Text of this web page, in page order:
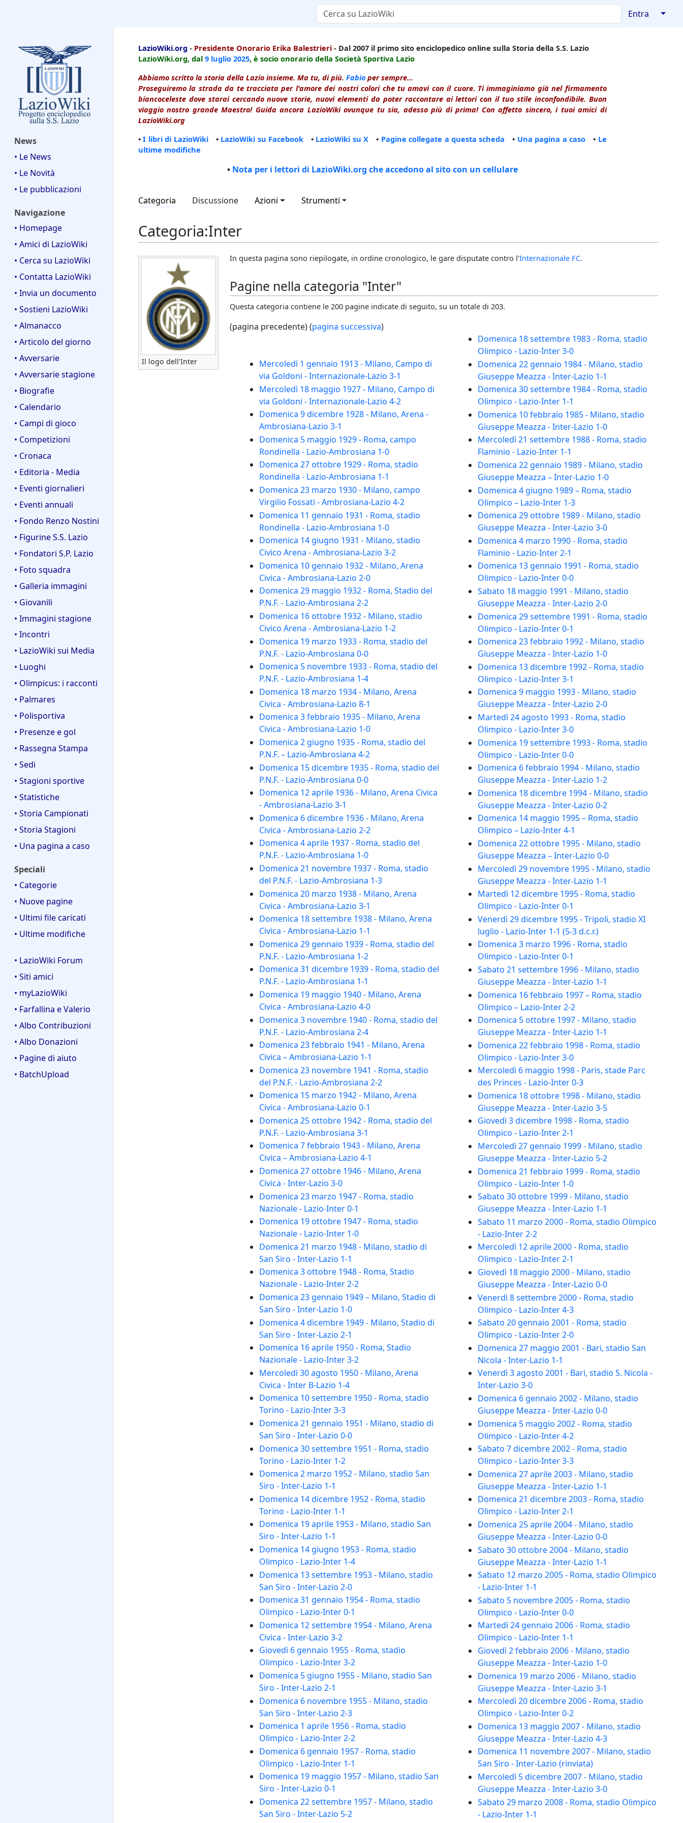
Entra ↓
News
• Le News
• Le Novità
• Le pubblicazioni
Navigazione
• Homepage
• Amici di LazioWiki
• Cerca su LazioWiki
• Contatta LazioWiki
• Invia un documento
• Sostieni LazioWiki
• Almanacco
• Articolo del giorno
• Avversarie
• Avversarie stagione
• Biografie
• Calendario
• Campi di gioco
• Competizioni
• Cronaca
• Editoria - Media
• Eventi giornalieri
• Eventi annuali
• Fondo Renzo Nostini
• Figurine S.S. Lazio
• Fondatori S.P. Lazio
• Foto squadra
• Galleria immagini
• Giovanili
• Immagini stagione
• Incontri
• LazioWiki sui Media
• Luoghi
• Olimpicus: i racconti
• Palmares
• Polisportiva
• Presenze e gol
• Rassegna Stampa
• Sedi
• Stagioni sportive
• Statistiche
• Storia Campionati
• Storia Stagioni
• Una pagina a caso
Speciali
• Categorie
• Nuove pagine
• Ultimi file caricati
• Ultime modifiche
• LazioWiki Forum
• Siti amici
• myLazioWiki
• Farfallina e Valerio
• Albo Contribuzioni
• Albo Donazioni
• Pagine di aiuto
• BatchUpload
LazioWiki.org - Presidente Onorario Erika Balestrieri - Dal 2007 il primo sito enciclopedico online sulla Storia della S.S. Lazio
LazioWiki.org, dal 9 luglio 2025, è socio onorario della Società Sportiva Lazio
Abbiamo scritto la storia della Lazio insieme. Ma tu, di più. Fabio per sempre...
Proseguiremo la strada da te tracciata per l'amore dei nostri colori che tu amavi con il cuore. Ti immaginiamo già nel firmamento
biancoceleste dove starai cercando nuove storie, nuovi elementi da poter raccontare ai lettori con il tuo stile inconfondibile. Buon
viaggio nostro grande Maestro! Guida ancora LazioWiki ovunque tu sia, adesso più di prima! Con affetto sincero, i tuoi amici di
LazioWiki.org
•I libri di LazioWiki• LazioWiki su Facebook • LazioWiki su X • Pagine collegate a questa scheda • Una pagina a caso • Le
ultime modifiche
• Nota per i lettori di LazioWiki.org che accedono al sito con un cellulare
Categoria Discussione Azioni Strumenti
Categoria:Inter
Il logo dell'Inter
In questa pagina sono riepilogate, in ordine cronologico, le gare disputate contro l'Internazionale FC.
Pagine nella categoria "Inter"
Questa categoria contiene le 200 pagine indicate di seguito, su un totale di 203.
(pagina precedente) (pagina successiva)
Mercoledì 1 gennaio 1913 - Milano, Campo di
via Goldoni - Internazionale-Lazio 3-1
Mercoledì 18 maggio 1927 - Milano, Campo di
via Goldoni - Internazionale-Lazio 4-2
Domenica 9 dicembre 1928 - Milano, Arena -
Ambrosiana-Lazio 3-1
Domenica 5 maggio 1929 - Roma, campo
Rondinella - Lazio-Ambrosiana 1-0
Domenica 27 ottobre 1929 - Roma, stadio
Rondinella - Lazio-Ambrosiana 1-1
Domenica 23 marzo 1930 - Milano, campo
Virgilio Fossati - Ambrosiana-Lazio 4-2
Domenica 11 gennaio 1931 - Roma, stadio
Rondinella - Lazio-Ambrosiana 1-0
Domenica 14 giugno 1931 - Milano, stadio
Civico Arena - Ambrosiana-Lazio 3-2
Domenica 10 gennaio 1932 - Milano, Arena
Civica - Ambrosiana-Lazio 2-0
Domenica 29 maggio 1932 - Roma, Stadio del
P.N.F. - Lazio-Ambrosiana 2-2
Domenica 16 ottobre 1932 - Milano, stadio
Civico Arena - Ambrosiana-Lazio 1-2
Domenica 19 marzo 1933 - Roma, stadio del
P.N.F. - Lazio-Ambrosiana 0-0
Domenica 5 novembre 1933 - Roma, stadio del
P.N.F. - Lazio-Ambrosiana 1-4
Domenica 18 marzo 1934 - Milano, Arena
Civica - Ambrosiana-Lazio 8-1
Domenica 3 febbraio 1935 - Milano, Arena
Civica - Ambrosiana-Lazio 1-0
Domenica 2 giugno 1935 - Roma, stadio del
P.N.F. – Lazio-Ambrosiana 4-2
Domenica 15 dicembre 1935 - Roma, stadio del
P.N.F. - Lazio-Ambrosiana 0-0
Domenica 12 aprile 1936 - Milano, Arena Civica
- Ambrosiana-Lazio 3-1
Domenica 6 dicembre 1936 - Milano, Arena
Civica - Ambrosiana-Lazio 2-2
Domenica 4 aprile 1937 - Roma, stadio del
P.N.F. - Lazio-Ambrosiana 1-0
Domenica 21 novembre 1937 - Roma, stadio
del P.N.F. - Lazio-Ambrosiana 1-3
Domenica 20 marzo 1938 - Milano, Arena
Civica - Ambrosiana-Lazio 3-1
Domenica 18 settembre 1938 - Milano, Arena
Civica - Ambrosiana-Lazio 1-1
Domenica 29 gennaio 1939 - Roma, stadio del
P.N.F. - Lazio-Ambrosiana 1-2
Domenica 31 dicembre 1939 - Roma, stadio del
P.N.F. - Lazio-Ambrosiana 1-1
Domenica 19 maggio 1940 - Milano, Arena
Civica - Ambrosiana-Lazio 4-0
Domenica 3 novembre 1940 - Roma, stadio del
P.N.F. - Lazio-Ambrosiana 2-4
Domenica 23 febbraio 1941 - Milano, Arena
Civica – Ambrosiana-Lazio 1-1
Domenica 23 novembre 1941 - Roma, stadio
del P.N.F. - Lazio-Ambrosiana 2-2
Domenica 15 marzo 1942 - Milano, Arena
Civica - Ambrosiana-Lazio 0-1
Domenica 25 ottobre 1942 - Roma, stadio del
P.N.F. - Lazio-Ambrosiana 3-1
Domenica 7 febbraio 1943 - Milano, Arena
Civica – Ambrosiana-Lazio 4-1
Domenica 27 ottobre 1946 - Milano, Arena
Civica - Inter-Lazio 3-0
Domenica 23 marzo 1947 - Roma, stadio
Nazionale - Lazio-Inter 0-1
Domenica 19 ottobre 1947 - Roma, stadio
Nazionale - Lazio-Inter 1-0
Domenica 21 marzo 1948 - Milano, stadio di
San Siro - Inter-Lazio 1-1
Domenica 3 ottobre 1948 - Roma, Stadio
Nazionale - Lazio-Inter 2-2
Domenica 23 gennaio 1949 – Milano, Stadio di
San Siro - Inter-Lazio 1-0
Domenica 4 dicembre 1949 - Milano, Stadio di
San Siro - Inter-Lazio 2-1
Domenica 16 aprile 1950 - Roma, Stadio
Nazionale - Lazio-Inter 3-2
Mercoledì 30 agosto 1950 - Milano, Arena
Civica - Inter B-Lazio 1-4
Domenica 10 settembre 1950 - Roma, stadio
Torino - Lazio-Inter 3-3
Domenica 21 gennaio 1951 - Milano, stadio di
San Siro - Inter-Lazio 0-0
Domenica 30 settembre 1951 - Roma, stadio
Torino - Lazio-Inter 1-2
Domenica 2 marzo 1952 - Milano, stadio San
Siro - Inter-Lazio 1-1
Domenica 14 dicembre 1952 - Roma, stadio
Torino - Lazio-Inter 1-1
Domenica 19 aprile 1953 - Milano, stadio San
Siro - Inter-Lazio 1-1
Domenica 14 giugno 1953 - Roma, stadio
Olimpico - Lazio-Inter 1-4
Domenica 13 settembre 1953 - Milano, stadio
San Siro - Inter-Lazio 2-0
Domenica 31 gennaio 1954 - Roma, stadio
Olimpico - Lazio-Inter 0-1
Domenica 12 settembre 1954 - Milano, Arena
Civica - Inter-Lazio 3-2
Giovedì 6 gennaio 1955 - Roma, stadio
Olimpico - Lazio-Inter 3-2
Domenica 5 giugno 1955 - Milano, stadio San
Siro - Inter-Lazio 2-1
Domenica 6 novembre 1955 - Milano, stadio
San Siro - Inter-Lazio 2-3
Domenica 1 aprile 1956 - Roma, stadio
Olimpico - Lazio-Inter 2-2
Domenica 6 gennaio 1957 - Roma, stadio
Olimpico - Lazio-Inter 1-1
Domenica 19 maggio 1957 - Milano, stadio San
Siro - Inter-Lazio 0-1
Domenica 22 settembre 1957 - Milano, stadio
San Siro - Inter-Lazio 5-2
Domenica 18 settembre 1983 - Roma, stadio
Olimpico - Lazio-Inter 3-0
Domenica 22 gennaio 1984 - Milano, stadio
Giuseppe Meazza - Inter-Lazio 1-1
Domenica 30 settembre 1984 - Roma, stadio
Olimpico - Lazio-Inter 1-1
Domenica 10 febbraio 1985 - Milano, stadio
Giuseppe Meazza - Inter-Lazio 1-0
Mercoledì 21 settembre 1988 - Roma, stadio
Flaminio - Lazio-Inter 1-1
Domenica 22 gennaio 1989 - Milano, stadio
Giuseppe Meazza – Inter-Lazio 1-0
Domenica 4 giugno 1989 – Roma, stadio
Olimpico – Lazio-Inter 1-3
Domenica 29 ottobre 1989 - Milano, stadio
Giuseppe Meazza - Inter-Lazio 3-0
Domenica 4 marzo 1990 - Roma, stadio
Flaminio - Lazio-Inter 2-1
Domenica 13 gennaio 1991 - Roma, stadio
Olimpico - Lazio-Inter 0-0
Sabato 18 maggio 1991 - Milano, stadio
Giuseppe Meazza - Inter-Lazio 2-0
Domenica 29 settembre 1991 - Roma, stadio
Olimpico - Lazio-Inter 0-1
Domenica 23 febbraio 1992 - Milano, stadio
Giuseppe Meazza - Inter-Lazio 1-0
Domenica 13 dicembre 1992 - Roma, stadio
Olimpico - Lazio-Inter 3-1
Domenica 9 maggio 1993 - Milano, stadio
Giuseppe Meazza - Inter-Lazio 2-0
Martedì 24 agosto 1993 - Roma, stadio
Olimpico - Lazio-Inter 3-0
Domenica 19 settembre 1993 - Roma, stadio
Olimpico - Lazio-Inter 0-0
Domenica 6 febbraio 1994 - Milano, stadio
Giuseppe Meazza - Inter-Lazio 1-2
Domenica 18 dicembre 1994 - Milano, stadio
Giuseppe Meazza - Inter-Lazio 0-2
Domenica 14 maggio 1995 – Roma, stadio
Olimpico – Lazio-Inter 4-1
Domenica 22 ottobre 1995 - Milano, stadio
Giuseppe Meazza – Inter-Lazio 0-0
Mercoledì 29 novembre 1995 - Milano, stadio
Giuseppe Meazza - Inter-Lazio 1-1
Martedì 12 dicembre 1995 - Roma, stadio
Olimpico - Lazio-Inter 0-1
Venerdì 29 dicembre 1995 - Tripoli, stadio XI
luglio - Lazio-Inter 1-1 (5-3 d.c.r.)
Domenica 3 marzo 1996 - Roma, stadio
Olimpico - Lazio-Inter 0-1
Sabato 21 settembre 1996 - Milano, stadio
Giuseppe Meazza - Inter-Lazio 1-1
Domenica 16 febbraio 1997 – Roma, stadio
Olimpico – Lazio-Inter 2-2
Domenica 5 ottobre 1997 - Milano, stadio
Giuseppe Meazza - Inter-Lazio 1-1
Domenica 22 febbraio 1998 - Roma, stadio
Olimpico - Lazio-Inter 3-0
Mercoledì 6 maggio 1998 - Paris, stade Parc
des Princes - Lazio-Inter 0-3
Domenica 18 ottobre 1998 - Milano, stadio
Giuseppe Meazza - Inter-Lazio 3-5
Giovedì 3 dicembre 1998 - Roma, stadio
Olimpico - Lazio-Inter 2-1
Mercoledì 27 gennaio 1999 - Milano, stadio
Giuseppe Meazza - Inter-Lazio 5-2
Domenica 21 febbraio 1999 - Roma, stadio
Olimpico - Lazio-Inter 1-0
Sabato 30 ottobre 1999 - Milano, stadio
Giuseppe Meazza - Inter-Lazio 1-1
Sabato 11 marzo 2000 - Roma, stadio Olimpico
- Lazio-Inter 2-2
Mercoledì 12 aprile 2000 - Roma, stadio
Olimpico - Lazio-Inter 2-1
Giovedì 18 maggio 2000 - Milano, stadio
Giuseppe Meazza - Inter-Lazio 0-0
Venerdì 8 settembre 2000 - Roma, stadio
Olimpico - Lazio-Inter 4-3
Sabato 20 gennaio 2001 - Roma, stadio
Olimpico - Lazio-Inter 2-0
Domenica 27 maggio 2001 - Bari, stadio San
Nicola - Inter-Lazio 1-1
Venerdì 3 agosto 2001 - Bari, stadio S. Nicola -
Inter-Lazio 3-0
Domenica 6 gennaio 2002 - Milano, stadio
Giuseppe Meazza - Inter-Lazio 0-0
Domenica 5 maggio 2002 - Roma, stadio
Olimpico - Lazio-Inter 4-2
Sabato 7 dicembre 2002 - Roma, stadio
Olimpico - Lazio-Inter 3-3
Domenica 27 aprile 2003 - Milano, stadio
Giuseppe Meazza - Inter-Lazio 1-1
Domenica 21 dicembre 2003 - Roma, stadio
Olimpico - Lazio-Inter 2-1
Domenica 25 aprile 2004 - Milano, stadio
Giuseppe Meazza - Inter-Lazio 0-0
Sabato 30 ottobre 2004 - Milano, stadio
Giuseppe Meazza - Inter-Lazio 1-1
Sabato 12 marzo 2005 - Roma, stadio Olimpico
- Lazio-Inter 1-1
Sabato 5 novembre 2005 - Roma, stadio
Olimpico - Lazio-Inter 0-0
Martedì 24 gennaio 2006 - Roma, stadio
Olimpico - Lazio-Inter 1-1
Giovedì 2 febbraio 2006 - Milano, stadio
Giuseppe Meazza - Inter-Lazio 1-0
Domenica 19 marzo 2006 - Milano, stadio
Giuseppe Meazza - Inter-Lazio 3-1
Mercoledì 20 dicembre 2006 - Roma, stadio
Olimpico - Lazio-Inter 0-2
Domenica 13 maggio 2007 - Milano, stadio
Giuseppe Meazza - Inter-Lazio 4-3
Domenica 11 novembre 2007 - Milano, stadio
San Siro - Inter-Lazio (rinviata)
Mercoledì 5 dicembre 2007 - Milano, stadio
Giuseppe Meazza - Inter-Lazio 3-0
Sabato 29 marzo 2008 - Roma, stadio Olimpico
- Lazio-Inter 1-1